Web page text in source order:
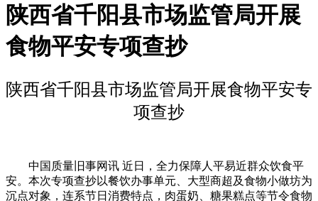
陕西省千阳县市场监管局开展
食物平安专项查抄
陕西省千阳县市场监管局开展食物平安专
项查抄
中国质量旧事网讯 近日，全力保障人平易近群众饮食平
安。本次专项查抄以餐饮办事单元、大型商超及食物小做坊为
沉点对象，连系节日消费特点，肉蛋奶、糖果糕点等节令食物